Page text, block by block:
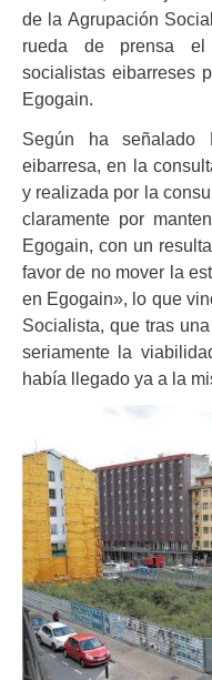
de la Agrupación
rueda de prensa el
socialistas eibarreses
Egogain.
Según ha señalado
eibarresa, en la
y realizada por la
claramente por
Egogain, con un
favor de no mover la
en Egogain», lo que
Socialista, que tras
seriamente la
había llegado ya a la